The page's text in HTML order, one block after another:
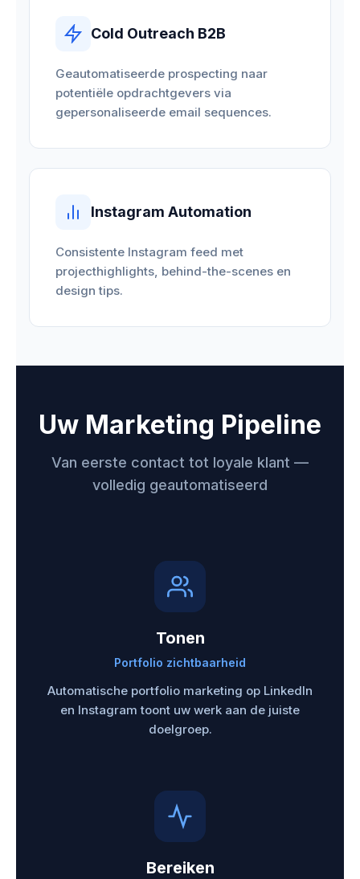
Cold Outreach B2B
Geautomatiseerde prospecting naar
potentiële opdrachtgevers via
gepersonaliseerde email sequences.
Instagram Automation
Consistente Instagram feed met
projecthighlights, behind-the-scenes en
design tips.
Uw Marketing Pipeline
Van eerste contact tot loyale klant —
volledig geautomatiseerd
Tonen
Portfolio zichtbaarheid
Automatische portfolio marketing op LinkedIn
en Instagram toont uw werk aan de juiste
doelgroep.
Bereiken